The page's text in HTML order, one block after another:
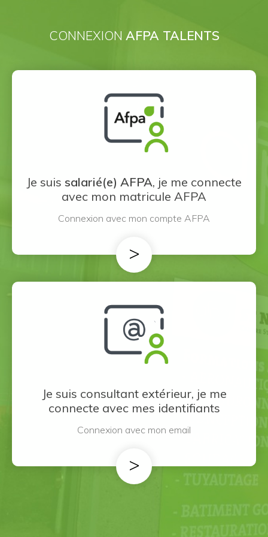
CONNEXION AFPA TALENTS
Je suis salarié(e) AFPA, je me connecte
avec mon matricule AFPA
Connexion avec mon compte AFPA
Je suis consultant extérieur, je me
connecte avec mes identifiants
Connexion avec mon email